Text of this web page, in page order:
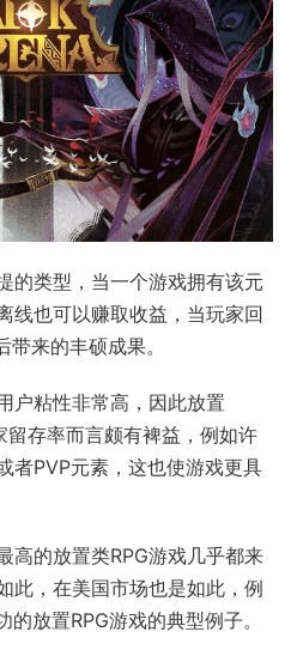
的类型，当一个游戏拥有该元
线也可以赚取收益，当玩家回
来的丰硕成果。
户粘性非常高，因此放置
留存率而言颇有裨益，例如许
者PVP元素，这也使游戏更具
高的放置类RPG游戏几乎都来
此，在美国市场也是如此，例
放置RPG游戏的典型例子。